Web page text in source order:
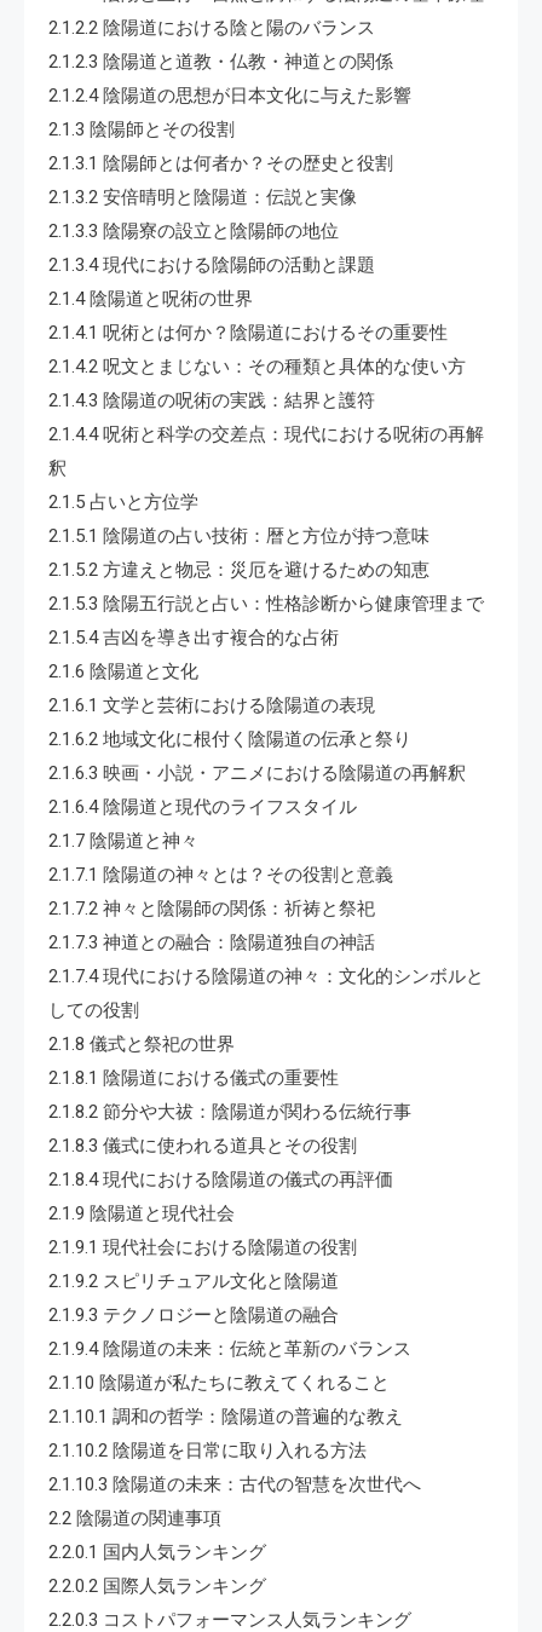
2.1.2.2 陰陽道における陰と陽のバランス
2.1.2.3 陰陽道と道教・仏教・神道との関係
2.1.2.4 陰陽道の思想が日本文化に与えた影響
2.1.3 陰陽師とその役割
2.1.3.1 陰陽師とは何者か？その歴史と役割
2.1.3.2 安倍晴明と陰陽道：伝説と実像
2.1.3.3 陰陽寮の設立と陰陽師の地位
2.1.3.4 現代における陰陽師の活動と課題
2.1.4 陰陽道と呪術の世界
2.1.4.1 呪術とは何か？陰陽道におけるその重要性
2.1.4.2 呪文とまじない：その種類と具体的な使い方
2.1.4.3 陰陽道の呪術の実践：結界と護符
2.1.4.4 呪術と科学の交差点：現代における呪術の再解
釈
2.1.5 占いと方位学
2.1.5.1 陰陽道の占い技術：暦と方位が持つ意味
2.1.5.2 方違えと物忌：災厄を避けるための知恵
2.1.5.3 陰陽五行説と占い：性格診断から健康管理まで
2.1.5.4 吉凶を導き出す複合的な占術
2.1.6 陰陽道と文化
2.1.6.1 文学と芸術における陰陽道の表現
2.1.6.2 地域文化に根付く陰陽道の伝承と祭り
2.1.6.3 映画・小説・アニメにおける陰陽道の再解釈
2.1.6.4 陰陽道と現代のライフスタイル
2.1.7 陰陽道と神々
2.1.7.1 陰陽道の神々とは？その役割と意義
2.1.7.2 神々と陰陽師の関係：祈祷と祭祀
2.1.7.3 神道との融合：陰陽道独自の神話
2.1.7.4 現代における陰陽道の神々：文化的シンボルと
しての役割
2.1.8 儀式と祭祀の世界
2.1.8.1 陰陽道における儀式の重要性
2.1.8.2 節分や大祓：陰陽道が関わる伝統行事
2.1.8.3 儀式に使われる道具とその役割
2.1.8.4 現代における陰陽道の儀式の再評価
2.1.9 陰陽道と現代社会
2.1.9.1 現代社会における陰陽道の役割
2.1.9.2 スピリチュアル文化と陰陽道
2.1.9.3 テクノロジーと陰陽道の融合
2.1.9.4 陰陽道の未来：伝統と革新のバランス
2.1.10 陰陽道が私たちに教えてくれること
2.1.10.1 調和の哲学：陰陽道の普遍的な教え
2.1.10.2 陰陽道を日常に取り入れる方法
2.1.10.3 陰陽道の未来：古代の智慧を次世代へ
2.2 陰陽道の関連事項
2.2.0.1 国内人気ランキング
2.2.0.2 国際人気ランキング
2.2.0.3 コストパフォーマンス人気ランキング